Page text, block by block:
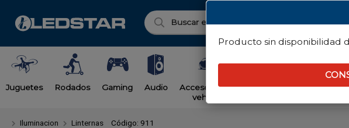
Producto sin disponibilidad
Juguetes Rodados Gaming Audio
Accesorios para
vehículos
Tecnología
TV
Iluminacion Linternas Código: 911